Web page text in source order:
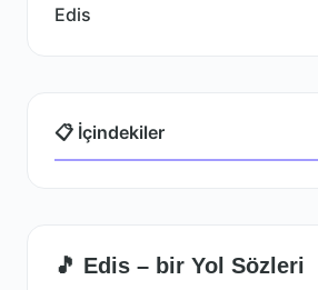
Edis
📋 İçindekiler
🎵 Edis – bir Yol Sözleri